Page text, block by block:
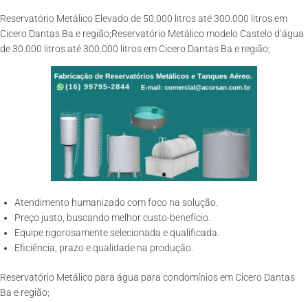
Reservatório Metálico Elevado de 50.000 litros até 300.000 litros em
Cicero Dantas Ba e região;Reservatório Metálico modelo Castelo d’água
de 30.000 litros até 300.000 litros em Cicero Dantas Ba e região;
Atendimento humanizado com foco na solução.
Preço justo, buscando melhor custo-benefício.
Equipe rigorosamente selecionada e qualificada.
Eficiência, prazo e qualidade na produção.
Reservatório Metálico para água para condomínios em Cicero Dantas
Ba e região;